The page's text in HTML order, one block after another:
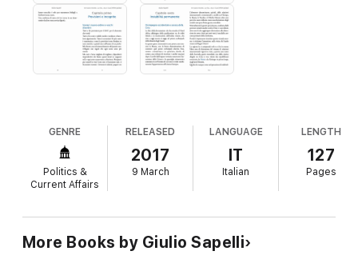
GENRE
Politics &
Current Affairs
RELEASED
2017
9 March
LANGUAGE
IT
Italian
LENGTH
127
Pages
More Books by Giulio Sapelli